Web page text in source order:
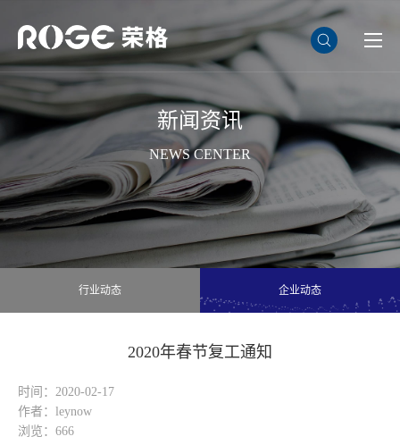
新闻资讯
NEWS CENTER
行业动态 企业动态
2020年春节复工通知
时间：2020-02-17
作者：leynow
浏览： 666